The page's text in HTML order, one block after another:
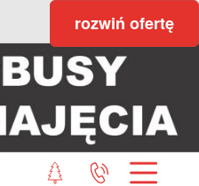
rozwiń ofertę